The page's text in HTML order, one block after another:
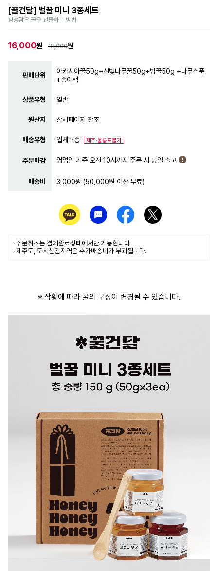
[꿀건달] 벌꿀 미니 3종세트
정성담은 꿀을 선물하는 방법
16,000원 18,000원
판매단위
아카시아꿀50g+산벚나무꿀50g+밤꿀50g +나무스푼
+종이백
상품유형 일반
원산지 상세페이지 참조
배송유형 업체배송 제주·울릉도불가
주문마감 영업일 기준 오전 10시까지 주문 시 당일 출고
배송비 3,000원 (50,000원 이상 무료)
· 주문취소는 결제완료상태에서만 가능합니다.
· 제주도, 도서산간지역은 추가배송비가 부과됩니다.
※ 작황에 따라 꿀의 구성이 변경될 수 있습니다.